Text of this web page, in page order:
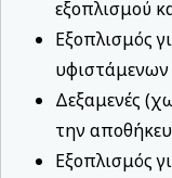
εξοπλισμού
Εξοπλισμός
Δεξαμενές
την
Εξοπλισμός